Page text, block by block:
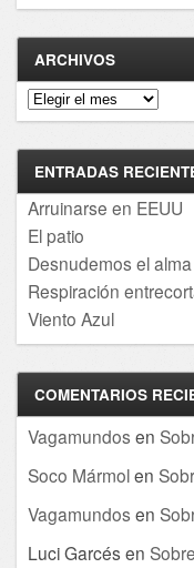
ARCHIVOS
Archivos
ENTRADAS
Arruinarse en EEUU
El patio
Desnudemos el alma
Respiración
Viento Azul
COMENTARIOS
Vagamundos en
Soco Mármolen
Vagamundos en
Luci Garcés en